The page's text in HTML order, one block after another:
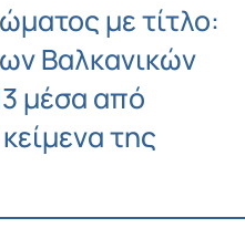
με τίτλο:
Βαλκανικών
μέσα από
της